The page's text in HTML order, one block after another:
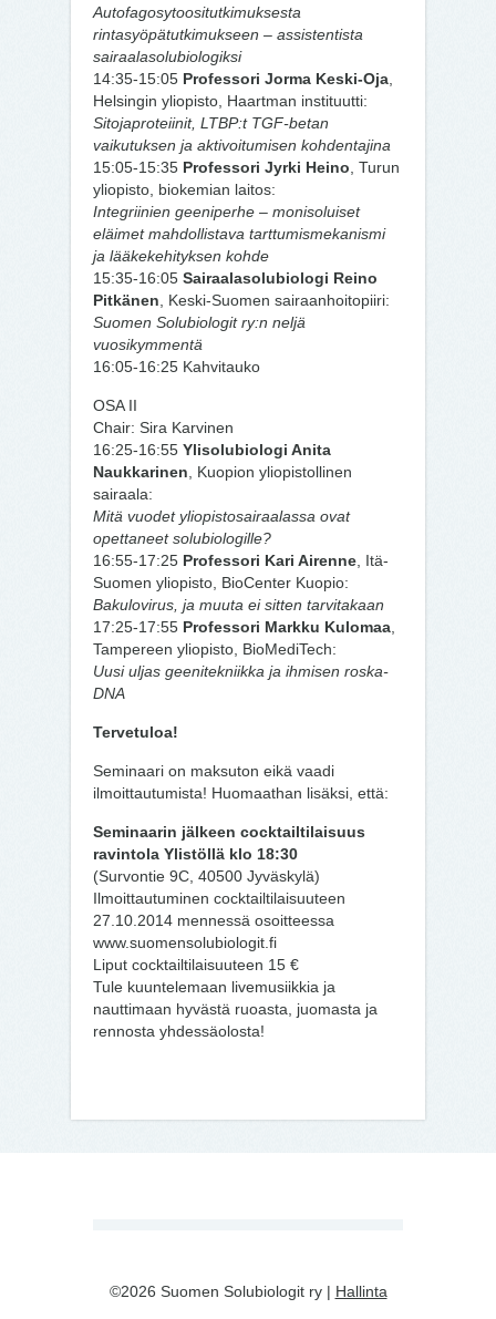
Autofagosytoositutkimuksesta
rintasyöpätutkimukseen – assistentista
sairaalasolubiologiksi
14:35-15:05 Professori Jorma Keski-Oja
Helsingin yliopisto, Haartman instituutti:
Sitojaproteiinit, LTBP:t TGF-betan
vaikutuksen ja aktivoitumisen kohdentajina
15:05-15:35 Professori Jyrki Heino , Turun
yliopisto, biokemian laitos:
Integriinien geeniperhe – monisoluiset
eläimet mahdollistava tarttumismekanismi
ja lääkekehityksen kohde
15:35-16:05 Sairaalasolubiologi Reino
Pitkänen , Keski-Suomen sairaanhoitopiiri:
Suomen Solubiologit ry:n neljä
vuosikymmentä
16:05-16:25 Kahvitauko
OSA II
Chair: Sira Karvinen
16:25-16:55 Ylisolubiologi Anita
Naukkarinen , Kuopion yliopistollinen
sairaala:
Mitä vuodet yliopistosairaalassa ovat
opettaneet solubiologille?
16:55-17:25 Professori Kari Airenne , Itä-
Suomen yliopisto, BioCenter Kuopio:
Bakulovirus, ja muuta ei sitten tarvitakaan
17:25-17:55 Professori Markku Kulomaa
Tampereen yliopisto, BioMediTech:
Uusi uljas geenitekniikka ja ihmisen roska-
DNA
Tervetuloa!
Seminaari on maksuton eikä vaadi
ilmoittautumista! Huomaathan lisäksi, että:
Seminaarin jälkeen cocktailtilaisuus
ravintola Ylistöllä klo 18:30
(Survontie 9C, 40500 Jyväskylä)
Ilmoittautuminen cocktailtilaisuuteen
27.10.2014 mennessä osoitteessa
www.suomensolubiologit.fi
Liput cocktailtilaisuuteen 15 €
Tule kuuntelemaan livemusiikkia ja
nauttimaan hyvästä ruoasta, juomasta ja
rennosta yhdessäolosta!
©2026 Suomen Solubiologit ry | Hallinta